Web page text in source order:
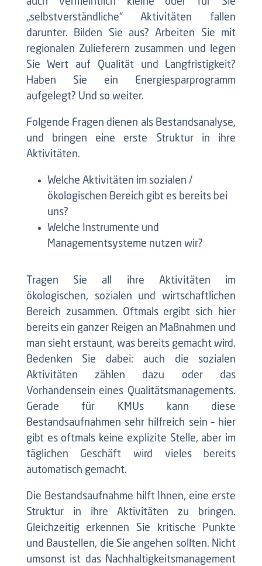
„selbstverständliche“ Aktivitäten fallen
darunter. Bilden Sie aus? Arbeiten Sie mit
regionalen Zulieferern zusammen und legen
Sie Wert auf Qualität und Langfristigkeit?
Haben Sie ein Energiesparprogramm
aufgelegt? Und so weiter.
Folgende Fragen dienen als Bestandsanalyse,
und bringen eine erste Struktur in ihre
Aktivitäten.
Welche Aktivitäten im sozialen /
ökologischen Bereich gibt es bereits bei
uns?
Welche Instrumente und
Managementsysteme nutzen wir?
Tragen Sie all ihre Aktivitäten im
ökologischen, sozialen und wirtschaftlichen
Bereich zusammen. Oftmals ergibt sich hier
bereits ein ganzer Reigen an Maßnahmen und
man sieht erstaunt, was bereits gemacht wird.
Bedenken Sie dabei: auch die sozialen
Aktivitäten zählen dazu oder das
Vorhandensein eines Qualitätsmanagements.
Gerade für KMUs kann diese
Bestandsaufnahmen sehr hilfreich sein – hier
gibt es oftmals keine explizite Stelle, aber im
täglichen Geschäft wird vieles bereits
automatisch gemacht.
Die Bestandsaufnahme hilft Ihnen, eine erste
Struktur in ihre Aktivitäten zu bringen.
Gleichzeitig erkennen Sie kritische Punkte
und Baustellen, die Sie angehen sollten. Nicht
umsonst ist das Nachhaltigkeitsmanagement